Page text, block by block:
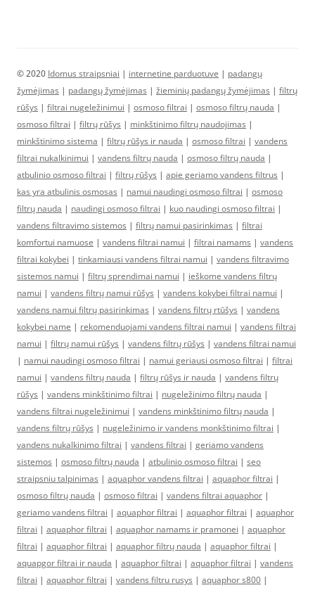
© 2020 Idomus straipsniai | internetine parduotuve | padangų
žymėjimas | padangų žymėjimas | žieminių padangų žymėjimas | filtrų
rūšys | filtrai nugeležinimui | osmoso filtrai | osmoso filtrų nauda |
osmoso filtrai | filtrų rūšys | minkštinimo filtrų naudojimas |
minkštinimo sistema | filtrų rūšys ir nauda | osmoso filtrai | vandens
filtrai nukalkinimui | vandens filtrų nauda | osmoso filtrų nauda |
atbulinio osmoso filtrai | filtrų rūšys | apie geriamo vandens filtrus |
kas yra atbulinis osmosas | namui naudingi osmoso filtrai | osmoso
filtrų nauda | naudingi osmoso filtrai | kuo naudingi osmoso filtrai |
vandens filtravimo sistemos | filtrų namui pasirinkimas | filtrai
komfortui namuose | vandens filtrai namui | filtrai namams | vandens
filtrai kokybei | tinkamiausi vandens filtrai namui | vandens filtravimo
sistemos namui | filtrų sprendimai namui | ieškome vandens filtrų
namui | vandens filtrų namui rūšys | vandens kokybei filtrai namui |
vandens namui filtrų pasirinkimas | vandens filtrų rtūšys | vandens
kokybei name | rekomenduojami vandens filtrai namui | vandens filtrai
namui | filtrų namui rūšys | vandens filtrų rūšys | vandens filtrai namui
| namui naudingi osmoso filtrai | namui geriausi osmoso filtrai | filtrai
namui | vandens filtrų nauda | filtrų rūšys ir nauda | vandens filtrų
rūšys | vandens minkštinimo filtrai | nugeležinimo filtrų nauda |
vandens filtrai nugeležinimui | vandens minkštinimo filtrų nauda |
vandens filtrų rūšys | nugeležinimo ir vandens monkštinimo filtrai |
vandens nukalkinimo filtrai | vandens filtrai | geriamo vandens
sistemos | osmoso filtrų nauda | atbulinio osmoso filtrai | seo
straipsniu talpinimas | aquaphor vandens filtrai | aquaphor filtrai |
osmoso filtrų nauda | osmoso filtrai | vandens filtrai aquaphor |
geriamo vandens filtrai | aquaphor filtrai | aquaphor filtrai | aquaphor
filtrai | aquaphor filtrai | aquaphor namams ir pramonei | aquaphor
filtrai | aquaphor filtrai | aquaphor filtrų nauda | aquaphor filtrai |
aquapgor filtrai ir nauda | aquaphor filtrai | aquaphor filtrai | vandens
filtrai | aquaphor filtrai | vandens filtru rusys | aquaphor s800 |